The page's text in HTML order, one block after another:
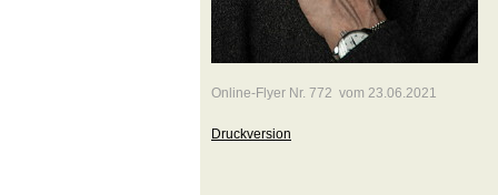
Online-Flyer Nr. 772 vom 23.06.2021
Druckversion